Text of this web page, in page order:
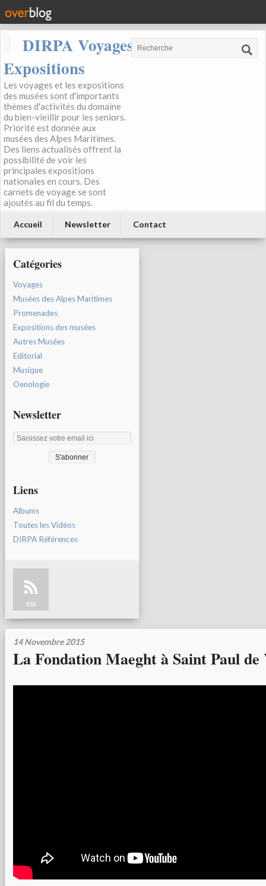
DIRPA Voyages, Musées,
Expositions
Les voyages et les expositions
des musées sont d'importants
thèmes d'activités du domaine
du bien-vieillir pour les seniors.
Priorité est donnée aux
musées des Alpes Maritimes.
Des liens actualisés offrent la
possibilité de voir les
principales expositions
nationales en cours. Des
carnets de voyage se sont
ajoutés au fil du temps.
Accueil Newsletter Contact
Catégories
Voyages
Musées des Alpes Maritimes
Promenades
Expositions des musées
Autres Musées
Editorial
Musique
Oenologie
Newsletter
Liens
Albums
Toutes les Vidéos
DIRPA Références
RSS
14 Novembre 2015
La Fondation Maeght à Saint Paul de